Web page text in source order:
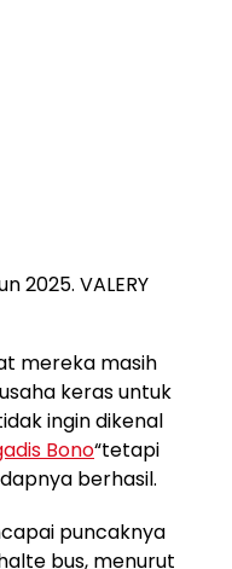
2025. VALERY
mereka masih
keras untuk
ingin dikenal
Bono“tetapi
berhasil.
puncaknya
bus, menurut